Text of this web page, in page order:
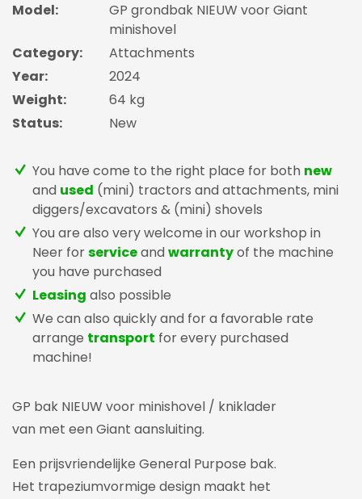
Model:
GP grondbak NIEUW voor Giant
minishovel
Category:
Attachments
Year:
2024
Weight:
64 kg
Status:
New
You have come to the right place for both new
and used (mini) tractors and attachments, mini
diggers/excavators & (mini) shovels
You are also very welcome in our workshop in
Neer forserviceand warrantyof the machine
you have purchased
Leasing also possible
We can also quickly and for a favorable rate
arrange transport for every purchased
machine!
GP bak NIEUW voor minishovel / kniklader
van met een Giant aansluiting.
Een prijsvriendelijke General Purpose bak.
Het trapeziumvormige design maakt het